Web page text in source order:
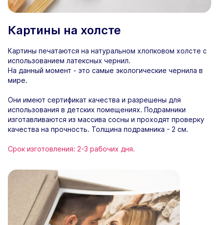
Картины на холсте
Картины печатаются на натуральном хлопковом холсте с
использованием латексных чернил.
На данный момент - это самые экологические чернила в
мире.
Они имеют сертификат качества и разрешены для
использования в детских помещениях. Подрамники
изготавливаются из массива сосны и проходят проверку
качества на прочность. Толщина подрамника - 2 см.
Срок изготовления: 2-3 рабочих дня.